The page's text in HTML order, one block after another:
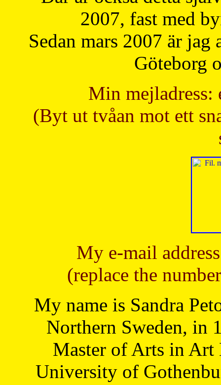
2007, fast med
Sedan mars 2007 är
Göteborg
Min mejladress:
(Byt ut tvåan mot ett
My e-mail
(replace the
My name is Sandra
Northern Sweden, in
Master of Arts in Art
University of